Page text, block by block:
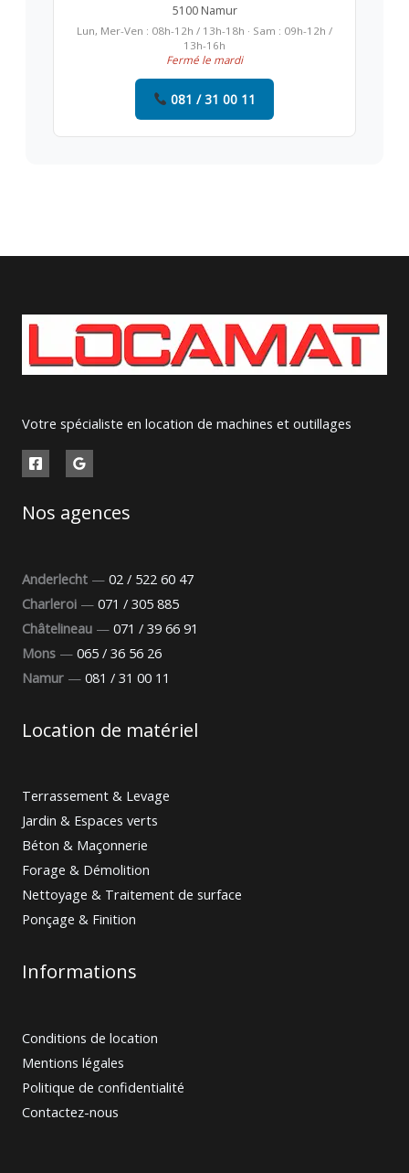
5100 Namur
Lun, Mer-Ven : 08h-12h / 13h-18h · Sam : 09h-12h /
13h-16h
Fermé le mardi
081 / 31 00 11
Votre spécialiste en location de machines et outillages
Nos agences
Anderlecht — 02 / 522 60 47
Charleroi — 071 / 305 885
Châtelineau — 071 / 39 66 91
Mons — 065 / 36 56 26
Namur — 081 / 31 00 11
Location de matériel
Terrassement & Levage
Jardin & Espaces verts
Béton & Maçonnerie
Forage & Démolition
Nettoyage & Traitement de surface
Ponçage & Finition
Informations
Conditions de location
Mentions légales
Politique de confidentialité
Contactez-nous